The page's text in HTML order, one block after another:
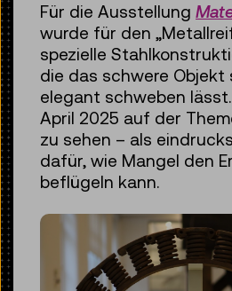
Für die Ausstellung
wurde für den
spezielle
die das schwere Objekt
elegant schweben lässt.
April 2025 auf der
zu sehen – als
dafür, wie Mangel den
beflügeln kann.